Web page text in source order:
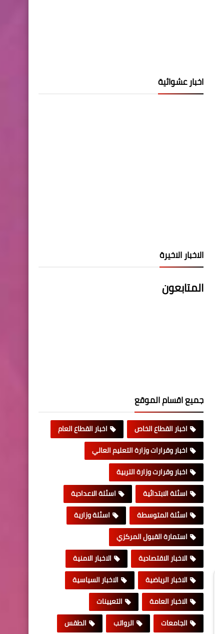
اخبار عشوائية
الاخبار الاخيرة
المتابعون
جميع اقسام الموقع
اخبار القطاع الخاص
اخبار القطاع العام
اخبار وقرارات وزارة التعليم العالي
اخبار وقرارت وزارة التربية
اسئلة الابتدائية
اسئلة الاعدادية
اسئلة المتوسطة
اسئلة وزارية
استمارة القبول المركزي
الاخبار الاقتصادية
الاخبار الامنية
الاخبار الرياضية
الاخبار السياسية
الاخبار العامة
التعيينات
الجامعات
الرواتب الطقس